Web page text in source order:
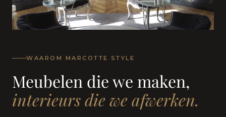
WAAROM MARCOTTE STYLE
Meubelen die we maken,
interieurs die we afwerken.